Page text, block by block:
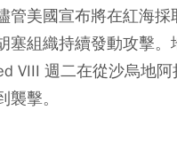
管美國宣布將在紅海採
塞組織持續發動攻擊。
VIII 週二在從沙烏地
擊。